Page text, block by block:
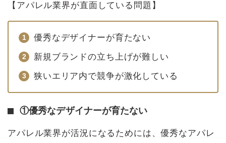
【アパレル業界が直面している問題】
優秀なデザイナーが育たない
新規ブランドの立ち上げが難しい
狭いエリア内で競争が激化している
①優秀なデザイナーが育たない
アパレル業界が活況になるためには、優秀なアパレ